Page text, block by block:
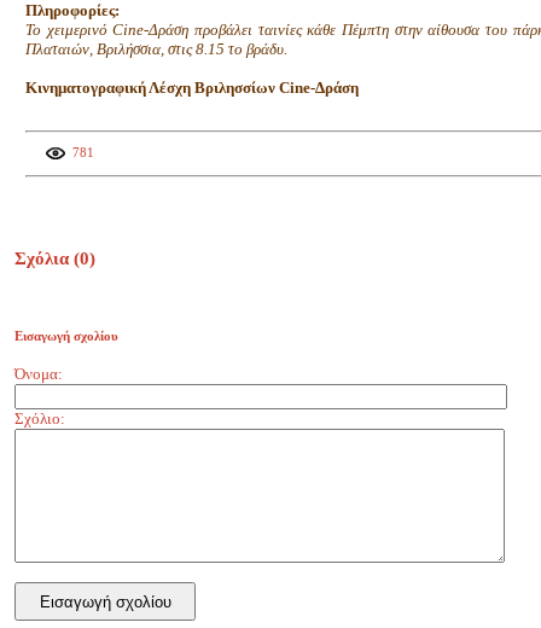
Πληροφορίες:
Το χειμερινό Cine-Δράση προβάλει ταινίες κάθε Πέμπτη στην αίθουσα του
Πλαταιών, Βριλήσσια, στις 8.15 το βράδυ.
Κινηματογραφική Λέσχη Βριλησσίων Cine-Δράση
781
Σχόλια (0)
Εισαγωγή σχολίου
Όνομα:
Σχόλιο: